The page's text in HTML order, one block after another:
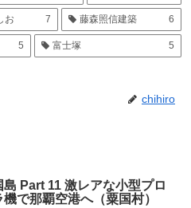
お 7 藤森照信建築 6
5 富士塚 5
chihiro
島 Part 11 激レアな小型プロ
機で那覇空港へ（粟国村）